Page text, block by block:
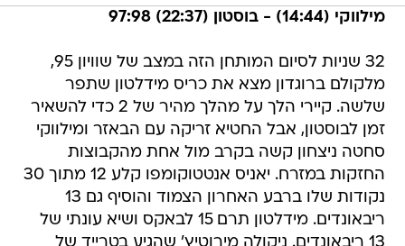
מילווקי (14:44) - בוסטון (22:37) 97:98
32 שניות לסיום המותחן הזה במצב של שוויון 95,
מלקולם ברוגדון מצא את כריס מידלטון שתפר
שלשה. קיירי הלך על מהלך מהיר של 2 כדי להשאיר
זמן לבוסטון, אבל החטיא זריקה עם הבאזר ומילווקי
סחטה ניצחון קשה בקרב מול אחת מהקבוצות
החזקות במזרח. יאניס אנטטוקומפו קלע 12 מתוך 30
נקודות שלו ברבע האחרון הצמוד והוסיף גם 13
ריבאונדים. מידלטון תרם 15 לבאקס ושיא עונתי של